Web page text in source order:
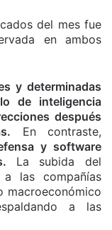
del mes fue
en ambos
y determinadas
de inteligencia
después
En contraste,
y software
La subida del
a las compañías
macroeconómico
a las